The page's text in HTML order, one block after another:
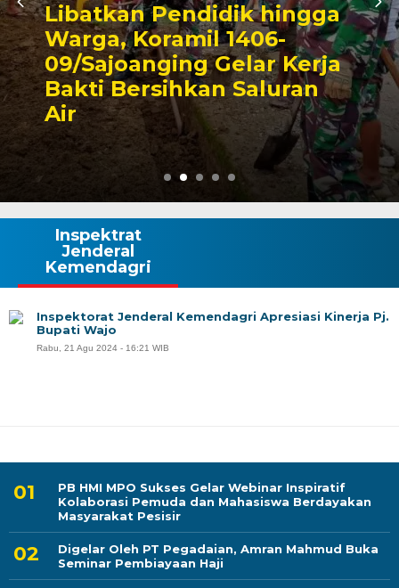
Kerja
Triwulan II 2026,
Pendapatan
Capai 49 Persen,
Rp130 Miliar
PB HMI MPO Sukses Gelar Webinar Inspiratif
Kolaborasi Pemuda dan Mahasiswa Berdayakan
Masyarakat Pesisir
Digelar Oleh PT Pegadaian, Amran Mahmud Buka
Seminar Pembiayaan Haji
Inspektrat
Jenderal
Kemendagri
Inspektorat Jenderal Kemendagri Apresiasi Kinerja Pj.
Bupati Wajo
Rabu, 21 Agu 2024 - 16:21 WIB